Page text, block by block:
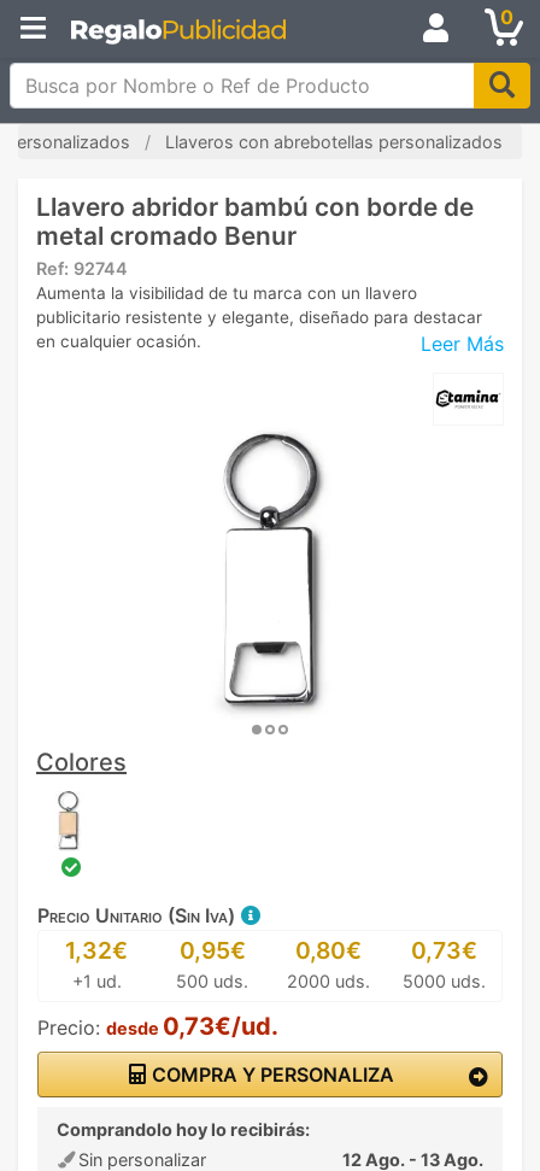
0
Busca por Nombre o Ref de Producto
personalizados Llaveros con abrebotellas personalizados
Llavero abridor bambú con borde de
metal cromado Benur
Ref: 92744
Leer Más
Aumenta la visibilidad de tu marca con un llavero
publicitario resistente y elegante, diseñado para destacar
en cualquier ocasión.
Colores
Precio Unitario (Sin Iva)
1,32€
+1 ud.
0,95€
500 uds.
0,80€
2000 uds.
0,73€
5000 uds.
Precio: desde 0,73€/ud.
COMPRA Y PERSONALIZA
Comprandolo hoy lo recibirás:
Sin personalizar
12 Ago. - 13 Ago.